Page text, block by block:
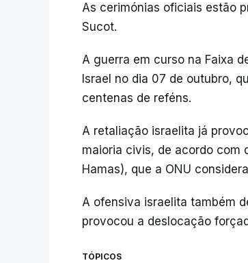
As cerimónias oficiais estão
Sucot.
A guerra em curso na Faixa
Israel no dia 07 de outubro,
centenas de reféns.
A retaliação israelita já
maioria civis, de acordo com
Hamas), que a ONU
A ofensiva israelita também
provocou a deslocação
TÓPICOS